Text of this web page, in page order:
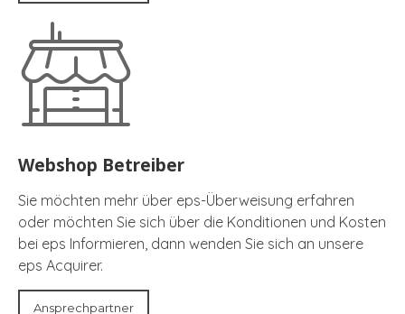
Webshop Betreiber
Sie möchten mehr über eps-Überweisung erfahren
oder möchten Sie sich über die Konditionen und Kosten
bei eps Informieren, dann wenden Sie sich an unsere
eps Acquirer.
Ansprechpartner